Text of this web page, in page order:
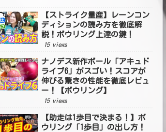
【ストライク量産】レーンコン
ディションの読み方を徹底解
説！ボウリング上達の鍵！
15 views
ナノデス新作ボール「アキュド
ライブ6」がスゴい！スコアが
伸びる驚きの性能を徹底レビュ
ー！【ボウリング】
15 views
【助走は1歩目で決まる！】ボ
ウリング「1歩目」の出し方！